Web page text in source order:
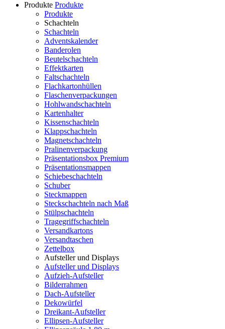
Produkte Produkte
Produkte
Schachteln
Schachteln
Adventskalender
Banderolen
Beutelschachteln
Effektkarten
Faltschachteln
Flachkartonhüllen
Flaschenverpackungen
Hohlwandschachteln
Kartenhalter
Kissenschachteln
Klappschachteln
Magnetschachteln
Pralinenverpackung
Präsentationsbox Premium
Präsentationsmappen
Schiebeschachteln
Schuber
Steckmappen
Steckschachteln nach Maß
Stülpschachteln
Tragegriffschachteln
Versandkartons
Versandtaschen
Zettelbox
Aufsteller und Displays
Aufsteller und Displays
Aufzieh-Aufsteller
Bilderrahmen
Dach-Aufsteller
Dekowürfel
Dreikant-Aufsteller
Ellipsen-Aufsteller